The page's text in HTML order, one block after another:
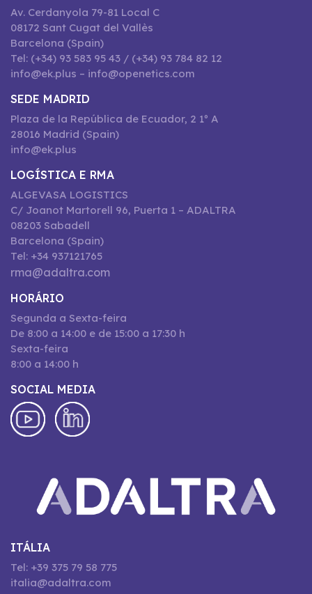
Av. Cerdanyola 79-81 Local C
08172 Sant Cugat del Vallès
Barcelona (Spain)
Tel: (+34) 93 583 95 43 / (+34) 93 784 82 12
info@ek.plus – info@openetics.com
SEDE MADRID
Plaza de la República de Ecuador, 2 1º A
28016 Madrid (Spain)
info@ek.plus
LOGÍSTICA E RMA
ALGEVASA LOGISTICS
C/ Joanot Martorell 96, Puerta 1 – ADALTRA
08203 Sabadell
Barcelona (Spain)
Tel: +34 937121765
rma@adaltra.com
HORÁRIO
Segunda a Sexta-feira
De 8:00 a 14:00 e de 15:00 a 17:30 h
Sexta-feira
8:00 a 14:00 h
SOCIAL MEDIA
ITÁLIA
Tel: +39 375 79 58 775
italia@adaltra.com